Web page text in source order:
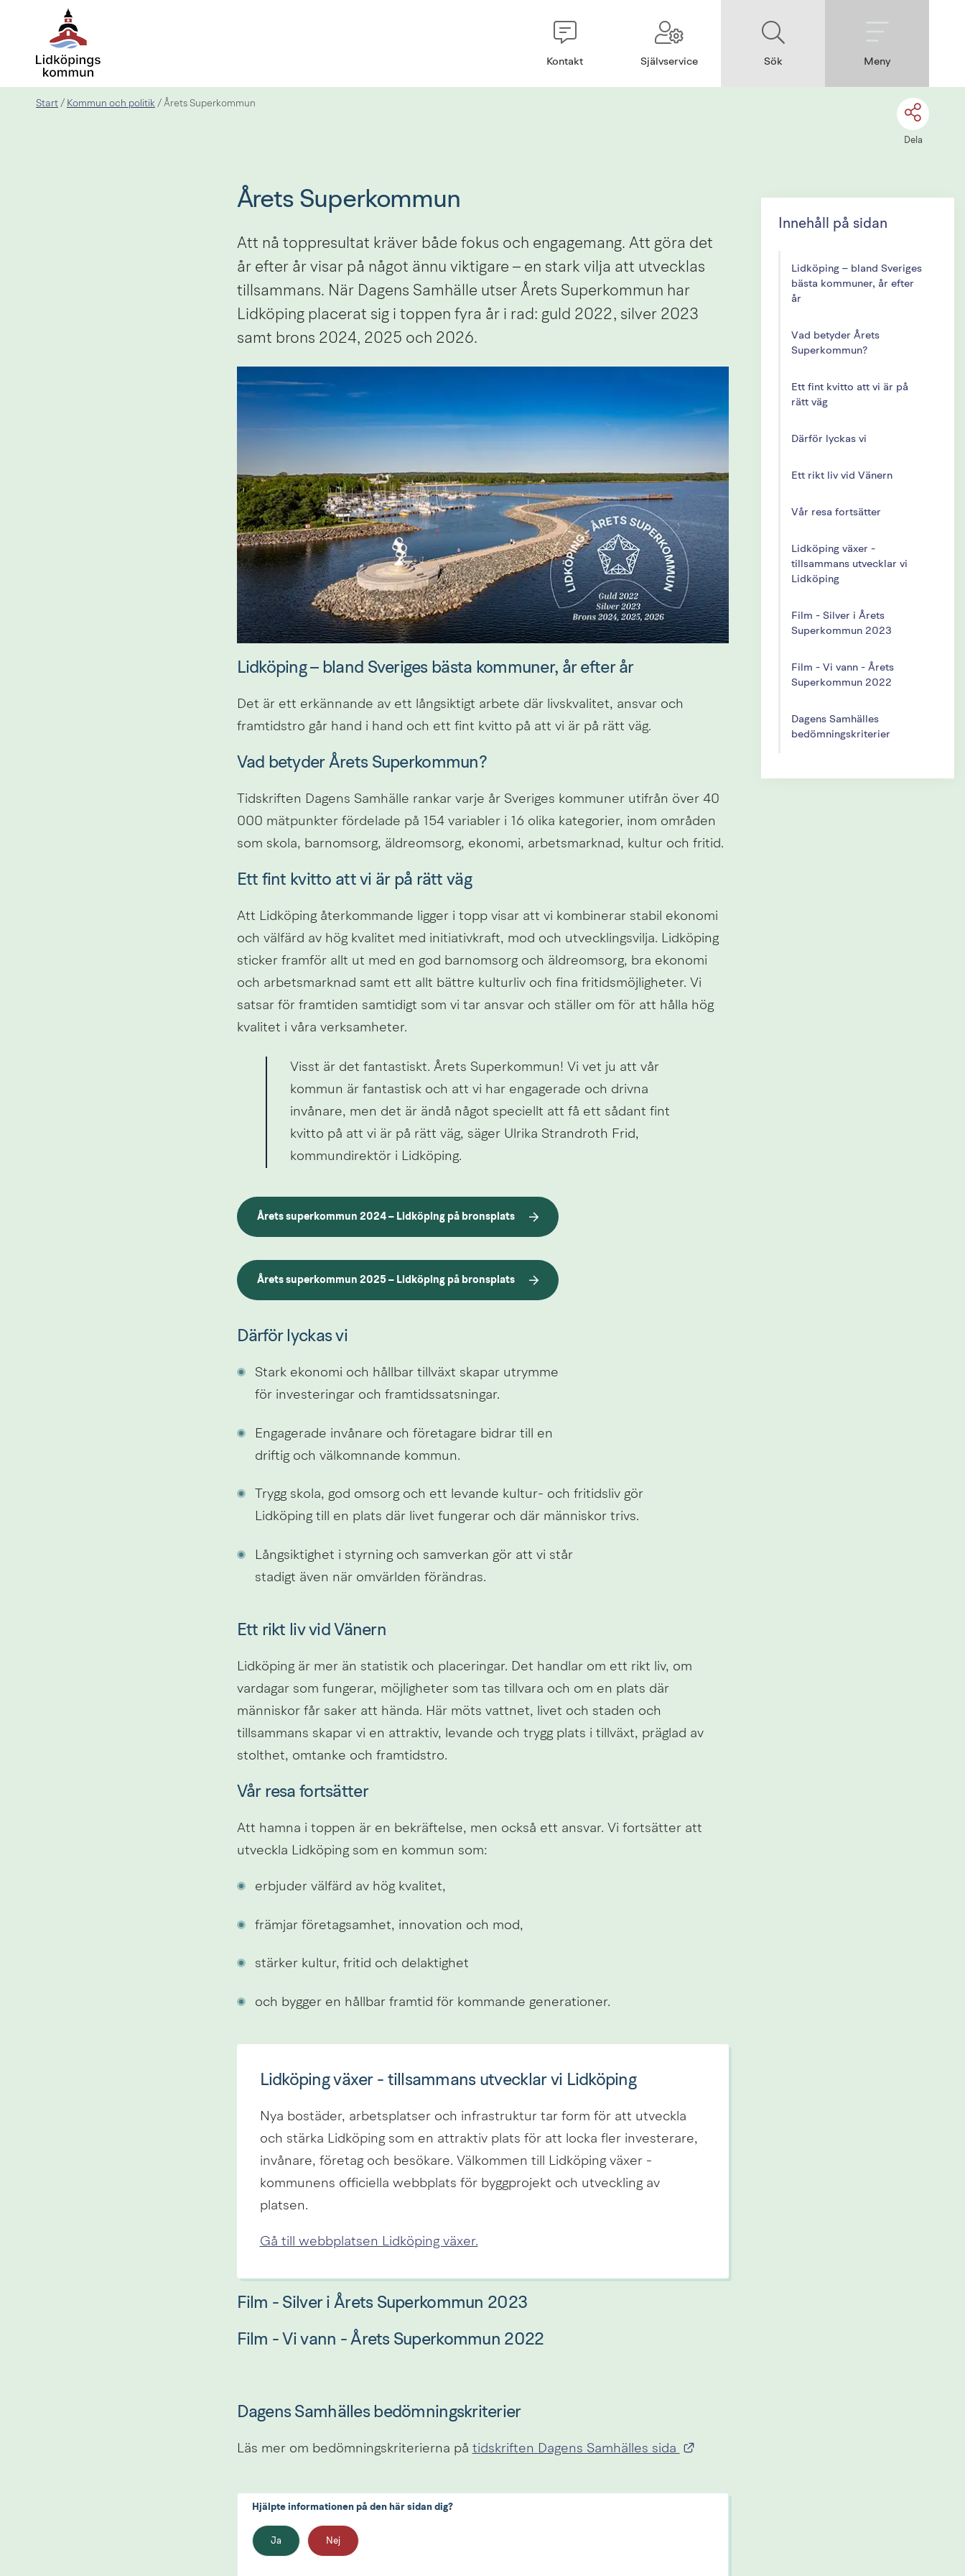
Kontakt Självservice Sök Meny
Start / Kommun och politik / Årets Superkommun
Dela
Årets Superkommun
Att nå toppresultat kräver både fokus och engagemang. Att göra det
år efter år visar på något ännu viktigare – en stark vilja att utvecklas
tillsammans. När Dagens Samhälle utser Årets Superkommun har
Lidköping placerat sig i toppen fyra år i rad: guld 2022, silver 2023
samt brons 2024, 2025 och 2026.
Lidköping – bland Sveriges bästa kommuner, år efter år
Det är ett erkännande av ett långsiktigt arbete där livskvalitet, ansvar och
framtidstro går hand i hand och ett fint kvitto på att vi är på rätt väg.
Vad betyder Årets Superkommun?
Tidskriften Dagens Samhälle rankar varje år Sveriges kommuner utifrån över 40
000 mätpunkter fördelade på 154 variabler i 16 olika kategorier, inom områden
som skola, barnomsorg, äldreomsorg, ekonomi, arbetsmarknad, kultur och fritid.
Ett fint kvitto att vi är på rätt väg
Att Lidköping återkommande ligger i topp visar att vi kombinerar stabil ekonomi
och välfärd av hög kvalitet med initiativkraft, mod och utvecklingsvilja. Lidköping
sticker framför allt ut med en god barnomsorg och äldreomsorg, bra ekonomi
och arbetsmarknad samt ett allt bättre kulturliv och fina fritidsmöjligheter. Vi
satsar för framtiden samtidigt som vi tar ansvar och ställer om för att hålla hög
kvalitet i våra verksamheter.
Visst är det fantastiskt. Årets Superkommun! Vi vet ju att vår
kommun är fantastisk och att vi har engagerade och drivna
invånare, men det är ändå något speciellt att få ett sådant fint
kvitto på att vi är på rätt väg, säger Ulrika Strandroth Frid,
kommundirektör i Lidköping.
Årets superkommun 2024 – Lidköping på bronsplats
Årets superkommun 2025 – Lidköping på bronsplats
Därför lyckas vi
Stark ekonomi och hållbar tillväxt skapar utrymme
för investeringar och framtidssatsningar.
Engagerade invånare och företagare bidrar till en
driftig och välkomnande kommun.
Trygg skola, god omsorg och ett levande kultur- och fritidsliv gör
Lidköping till en plats där livet fungerar och där människor trivs.
Långsiktighet i styrning och samverkan gör att vi står
stadigt även när omvärlden förändras.
Ett rikt liv vid Vänern
Lidköping är mer än statistik och placeringar. Det handlar om ett rikt liv, om
vardagar som fungerar, möjligheter som tas tillvara och om en plats där
människor får saker att hända. Här möts vattnet, livet och staden och
tillsammans skapar vi en attraktiv, levande och trygg plats i tillväxt, präglad av
stolthet, omtanke och framtidstro.
Vår resa fortsätter
Att hamna i toppen är en bekräftelse, men också ett ansvar. Vi fortsätter att
utveckla Lidköping som en kommun som:
erbjuder välfärd av hög kvalitet,
främjar företagsamhet, innovation och mod,
stärker kultur, fritid och delaktighet
och bygger en hållbar framtid för kommande generationer.
Lidköping växer - tillsammans utvecklar vi Lidköping
Nya bostäder, arbetsplatser och infrastruktur tar form för att utveckla
och stärka Lidköping som en attraktiv plats för att locka fler investerare,
invånare, företag och besökare. Välkommen till Lidköping växer -
kommunens officiella webbplats för byggprojekt och utveckling av
platsen.
Gå till webbplatsen Lidköping växer.
Film - Silver i Årets Superkommun 2023
Film - Vi vann - Årets Superkommun 2022
Dagens Samhälles bedömningskriterier
Läs mer om bedömningskriterierna på tidskriften Dagens Samhälles sida Länk till annan webbplats.
Hjälpte informationen på den här sidan dig?
Ja Nej
Innehåll på sidan
Lidköping – bland Sveriges
bästa kommuner, år efter
år
Vad betyder Årets
Superkommun?
Ett fint kvitto att vi är på
rätt väg
Därför lyckas vi
Ett rikt liv vid Vänern
Vår resa fortsätter
Lidköping växer -
tillsammans utvecklar vi
Lidköping
Film - Silver i Årets
Superkommun 2023
Film - Vi vann - Årets
Superkommun 2022
Dagens Samhälles
bedömningskriterier